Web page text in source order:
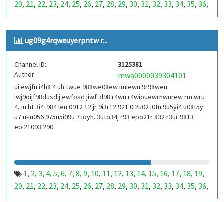
20, 21, 22, 23, 24, 25, 26, 27, 28, 29, 30, 31, 32, 33, 34, 35, 36,
37,38,39,40,41,42,43,44,45,46,47,48,49,50,51,52,53,
99,100,101,102,103,104,105,106,107,108,109,110,
111,112,113,114,115,116,
123,124,125,126,127,128,129,130,131,132,133,134,
135,136,137 141,142,143
147,148 153,154,155,156,157,158
159,160,161,162,163,164,165 ,166,167,168,
171 ,172,173 ,174,175,176,177,178,179 ,180,181 ,182,
183,184,185,186, 187,188,189 ,190,191,192,193,194
195,196 ,197
231,232,233,234,235,236,237,238,239,
243, 244, 245, 246, 247,248,249,250 ,251,252, 253 ,254,
255 ,256,257, 258,259,260,261,262,263 ,264,265 , 266
ug09g4rqweuyerpntw r...
Channel ID:
3125381
Author:
mwa0000039304101
ui ewjfu i4h8 4 uh twue 988we08ew imiewu 9r98weu
iwj9oijf98dusdij ewfosd jiwf. d98 r4wu r4wiouewrnwnrew rm wru
4, iu ht 3i4t984 ieu 0912 12ijr 9i3r12 921 0i2u02 i0tu 9u5yi4 u08t5y
u7 u-iu056 975u5i09u 7 ioyh. 3uto34j r93 epo21r 832 r3ur 9813
eoi21093 290
1, 2, 3, 4, 5, 6, 7, 8, 9, 10, 11, 12, 13, 14, 15, 16, 17, 18, 19,
20, 21, 22, 23, 24, 25, 26, 27, 28, 29, 30, 31, 32, 33, 34, 35, 36,
37,38,39,40,41,42,43,44,45,46,47,48,49,50,51,52,53,